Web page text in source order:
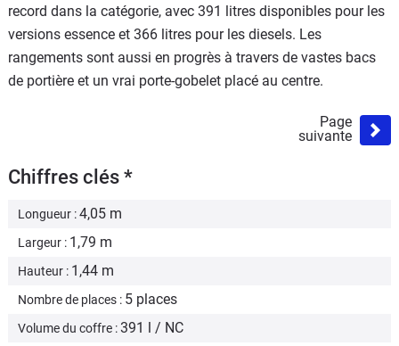
record dans la catégorie, avec 391 litres disponibles pour les
versions essence et 366 litres pour les diesels. Les
rangements sont aussi en progrès à travers de vastes bacs
de portière et un vrai porte-gobelet placé au centre.
Page
suivante
Chiffres clés *
Longueur :4,05 m
Largeur : 1,79 m
Hauteur : 1,44 m
Nombre de places : 5 places
Volume du coffre :391 l / NC